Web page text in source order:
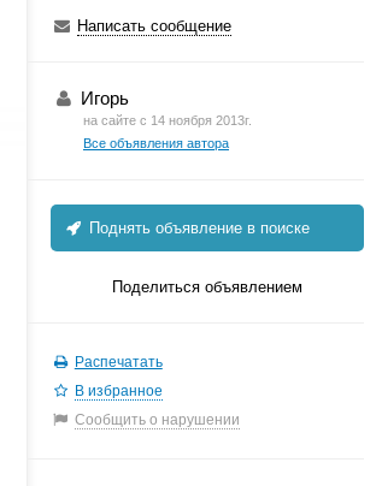
Написать сообщение
Игорь
на сайте с 14 ноября 2013г.
Все объявления автора
Поднять объявление в поиске
Поделиться объявлением
Распечатать
В избранное
Сообщить о нарушении